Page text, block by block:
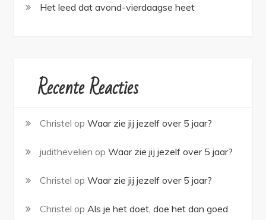
Het leed dat avond-vierdaagse heet
Recente Reacties
Christel opWaar zie jij jezelf over 5 jaar?
judithevelien opWaar zie jij jezelf over 5 jaar?
Christel opWaar zie jij jezelf over 5 jaar?
Christel op Als je het doet, doe het dan goed